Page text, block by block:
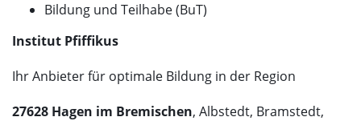
Bildung und Teilhabe (BuT)
Institut Pfiffikus
Ihr Anbieter für optimale Bildung in der Region
27628 Hagen im Bremischen, Albstedt, Bramstedt,